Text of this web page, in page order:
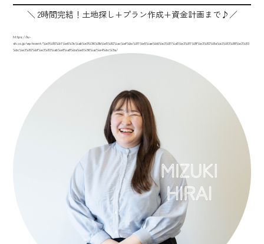
＼ 2時間完結！土地探し+プラン作成+資金計画まで♪／
https://liv-
sh.co.jp/wp/event/%e9%80%b1%e6%9c%ab%e9%96%8b%e5%82%ac%ef%bc%81%e5%ae%b6%e3%81%a5%e3%81%8f%e3%82%8a%e3%83%88%e3%83
%bc%e3%82%bf%e3%83%ab%e8%a8%ba%e6%96%ad%e4%bc%9a/